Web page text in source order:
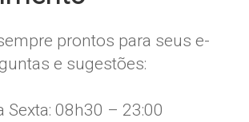
prontos para seus e-
e sugestões:
Sexta: 08h30 – 23:00